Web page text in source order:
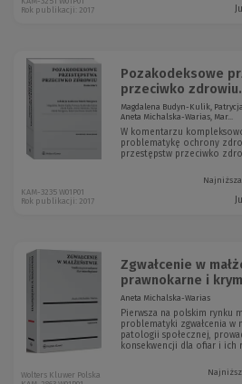
Rok publikacji: 2017
Pozakodeksowe
przeciwko
Magdalena Budyn-Kulik,
Aneta Michalska-Warias, Mar...
W komentarzu
problematykę ochrony
przestępstw przeciwko
Najniższa
KAM-3235 W01P01
Rok publikacji: 2017
Zgwałcenie w
prawnokarne i
Aneta Michalska-Warias
Pierwsza na polskim rynku
problematyki zgwałcenia w
patologii społecznej,
konsekwencji dla ofiar i ich
Wolters Kluwer Polska